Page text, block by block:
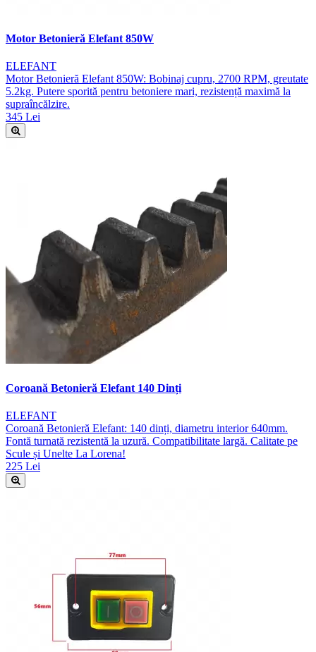
Motor Betonieră Elefant 850W
ELEFANT
Motor Betonieră Elefant 850W: Bobinaj cupru, 2700 RPM, greutate
5.2kg. Putere sporită pentru betoniere mari, rezistență maximă la
supraîncălzire.
345 Lei
Coroană Betonieră Elefant 140 Dinți
ELEFANT
Coroană Betonieră Elefant: 140 dinți, diametru interior 640mm.
Fontă turnată rezistentă la uzură. Compatibilitate largă. Calitate pe
Scule și Unelte La Lorena!
225 Lei